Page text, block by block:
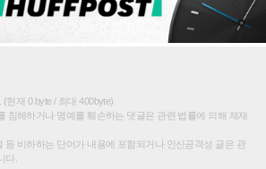
현재 0 byte / 최대 400byte)
침해하거나 명예를 훼손하는 댓글은 관련 법률에 의해 제재
등 비하하는 단어가 내용에 포함되거나 인신공격성 글은 관
다.